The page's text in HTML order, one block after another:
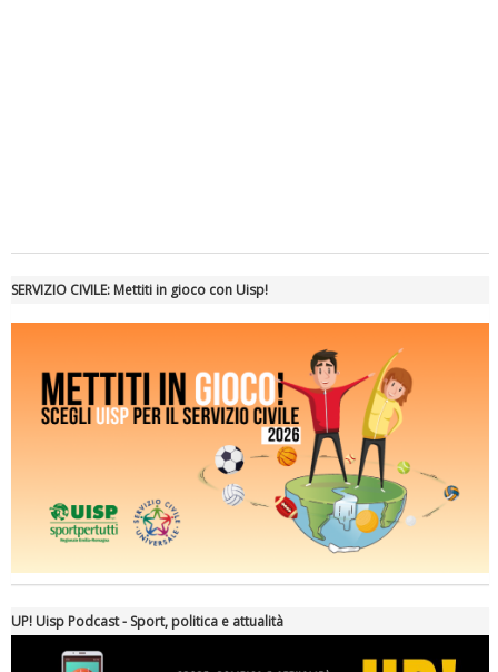
Tiziano Pesce a Radio InBlu2000 traccia il bilancio della stagione
Ddl Lobby, Uisp: “Il Parlamento valorizzi le nostre specificità"
SERVIZIO CIVILE: Mettiti in gioco con Uisp!
UP! Uisp Podcast - Sport, politica e attualità